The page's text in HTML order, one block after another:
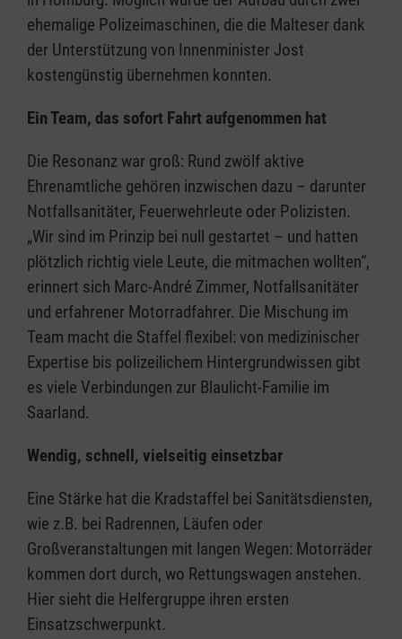
ehemalige Polizeimaschinen, die die Malteser dank
der Unterstützung von Innenminister Jost
kostengünstig übernehmen konnten.
Ein Team, das sofort Fahrt aufgenommen hat
Die Resonanz war groß: Rund zwölf aktive
Ehrenamtliche gehören inzwischen dazu – darunter
Notfallsanitäter, Feuerwehrleute oder Polizisten.
„Wir sind im Prinzip bei null gestartet – und hatten
plötzlich richtig viele Leute, die mitmachen wollten“,
erinnert sich Marc-André Zimmer, Notfallsanitäter
und erfahrener Motorradfahrer. Die Mischung im
Team macht die Staffel flexibel: von medizinischer
Expertise bis polizeilichem Hintergrundwissen gibt
es viele Verbindungen zur Blaulicht-Familie im
Saarland.
Wendig, schnell, vielseitig einsetzbar
Eine Stärke hat die Kradstaffel bei Sanitätsdiensten,
wie z.B. bei Radrennen, Läufen oder
Großveranstaltungen mit langen Wegen: Motorräder
kommen dort durch, wo Rettungswagen anstehen.
Hier sieht die Helfergruppe ihren ersten
Einsatzschwerpunkt.